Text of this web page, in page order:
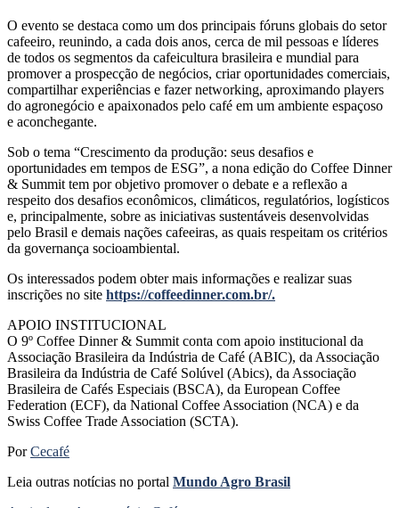
O evento se destaca como um dos principais fóruns globais do setor
cafeeiro, reunindo, a cada dois anos, cerca de mil pessoas e líderes
de todos os segmentos da cafeicultura brasileira e mundial para
promover a prospecção de negócios, criar oportunidades comerciais,
compartilhar experiências e fazer networking, aproximando players
do agronegócio e apaixonados pelo café em um ambiente espaçoso
e aconchegante.
Sob o tema “Crescimento da produção: seus desafios e
oportunidades em tempos de ESG”, a nona edição do Coffee Dinner
& Summit tem por objetivo promover o debate e a reflexão a
respeito dos desafios econômicos, climáticos, regulatórios, logísticos
e, principalmente, sobre as iniciativas sustentáveis desenvolvidas
pelo Brasil e demais nações cafeeiras, as quais respeitam os critérios
da governança socioambiental.
Os interessados podem obter mais informações e realizar suas
inscrições no site https://coffeedinner.com.br/.
APOIO INSTITUCIONAL
O 9º Coffee Dinner & Summit conta com apoio institucional da
Associação Brasileira da Indústria de Café (ABIC), da Associação
Brasileira da Indústria de Café Solúvel (Abics), da Associação
Brasileira de Cafés Especiais (BSCA), da European Coffee
Federation (ECF), da National Coffee Association (NCA) e da
Swiss Coffee Trade Association (SCTA).
PorCecafé
Leia outras notícias no portal Mundo Agro Brasil